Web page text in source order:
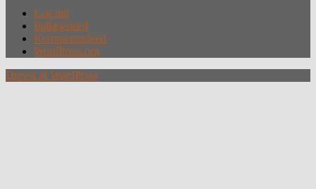
Log ind
Indlægsfeed
Kommentarfeed
WordPress.org
Drevet af WordPress